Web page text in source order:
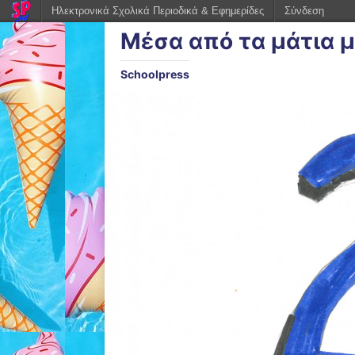
Μέσα από τα μάτια
Schoolpress
Ηλεκτρονικά Σχολικά Περιοδικά & Εφημερίδες Σύνδεση